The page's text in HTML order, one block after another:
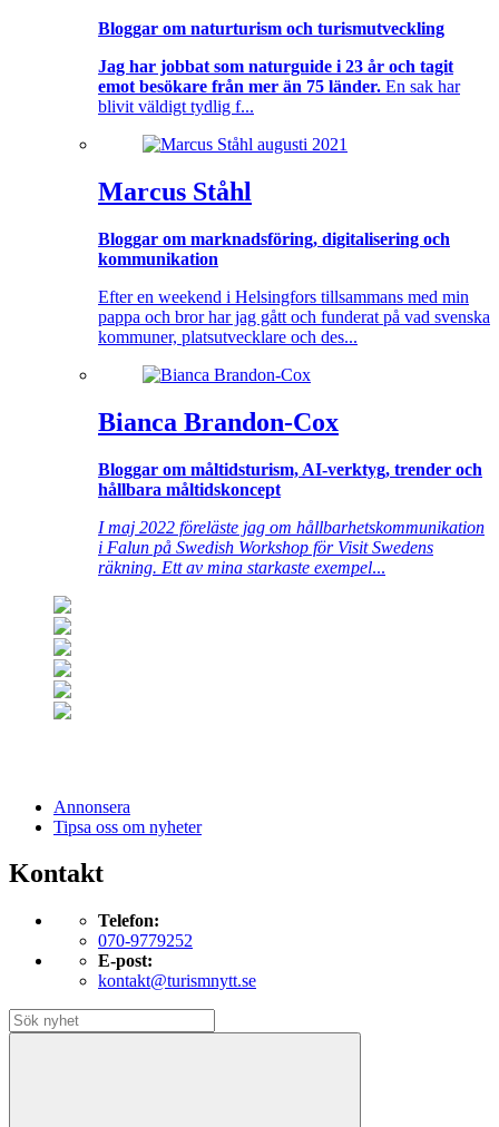
Bloggar om naturturism och turismutveckling
Jag har jobbat som naturguide i 23 år och tagit
emot besökare från mer än 75 länder. En sak har
blivit väldigt tydlig f...
Marcus Ståhl
Bloggar om marknadsföring, digitalisering och
kommunikation
Efter en weekend i Helsingfors tillsammans med min
pappa och bror har jag gått och funderat på vad svenska
kommuner, platsutvecklare och des...
Bianca Brandon-Cox
Bloggar om måltidsturism, AI-verktyg, trender och
hållbara måltidskoncept
I maj 2022 föreläste jag om hållbarhetskommunikation
i Falun på Swedish Workshop för Visit Swedens
räkning. Ett av mina starkaste exempel...
Annonsera
Tipsa oss om nyheter
Kontakt
Telefon:
070-9779252
E-post:
kontakt@turismnytt.se